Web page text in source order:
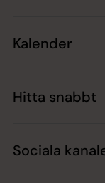
Kalender
Hitta snabbt
Sociala